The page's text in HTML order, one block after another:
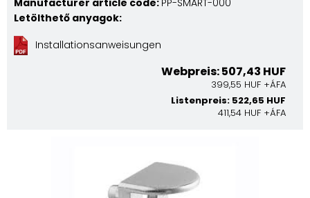
Manufacturer article code: PP-SMART-000
Letölthető anyagok:
Installationsanweisungen
Webpreis: 507,43 HUF
399,55 HUF +ÁFA
Listenpreis: 522,65 HUF
411,54 HUF +ÁFA